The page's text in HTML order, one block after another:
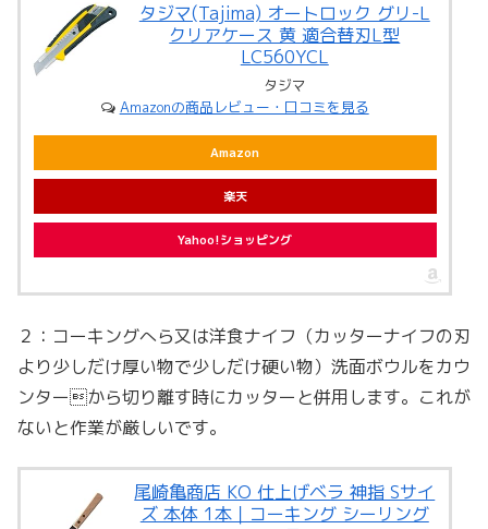
タジマ(Tajima) オートロック グリ-L
クリアケース 黄 適合替刃L型
LC560YCL
タジマ
Amazonの商品レビュー・口コミを見る
Amazon
楽天
Yahoo!ショッピング
２：コーキングへら又は洋食ナイフ（カッターナイフの刃
より少しだけ厚い物で少しだけ硬い物）洗面ボウルをカウ
ンターから切り離す時にカッターと併用します。これが
ないと作業が厳しいです。
尾崎亀商店 KO 仕上げベラ 神指 Sサイ
ズ 本体 1本｜コーキング シーリング